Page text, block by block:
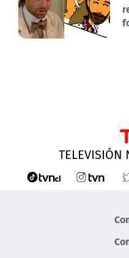
TELEVISIÓN